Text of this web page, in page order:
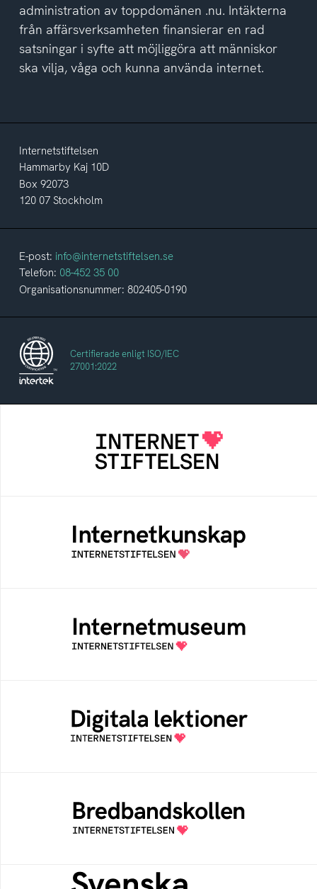
administration av toppdomänen .nu. Intäkterna
från affärsverksamheten finansierar en rad
satsningar i syfte att möjliggöra att människor
ska vilja, våga och kunna använda internet.
Internetstiftelsen
Hammarby Kaj 10D
Box 92073
120 07 Stockholm
E-post: info@internetstiftelsen.se
Telefon: 08-452 35 00
Organisationsnummer: 802405-0190
Certifierade enligt ISO/IEC
27001:2022
Internetstiftelsen verkar för ett internet som
bidrar positivt till människan och samhället
Samlad kunskap som hjälper dig att bli en
säker och medveten internetanvändare
Ett digitalt museum som byggts, och kureras
av Internetstiftelsen
Öppen digital lärresurs med färdiga lektioner
för alla stadier i grundskolan
Bredbandskollen är ett oberoende
konsumentverktyg som drivs av
Internetstiftelsen
Svenska federationer